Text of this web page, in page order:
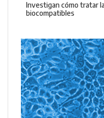
Investigan cómo tratar
biocompatibles